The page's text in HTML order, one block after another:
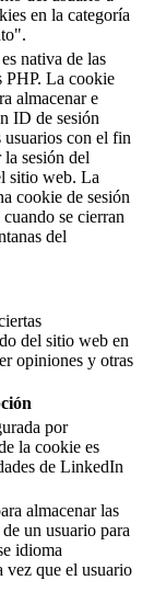
en la categoría
nativa de las
PHP. La cookie
almacenar e
ID de sesión
usuarios con el fin
la sesión del
sitio web. La
cookie de sesión
se cierran
del
del sitio web en
opiniones y otras
por
la cookie es
de LinkedIn
almacenar las
un usuario para
idioma
vez que el usuario